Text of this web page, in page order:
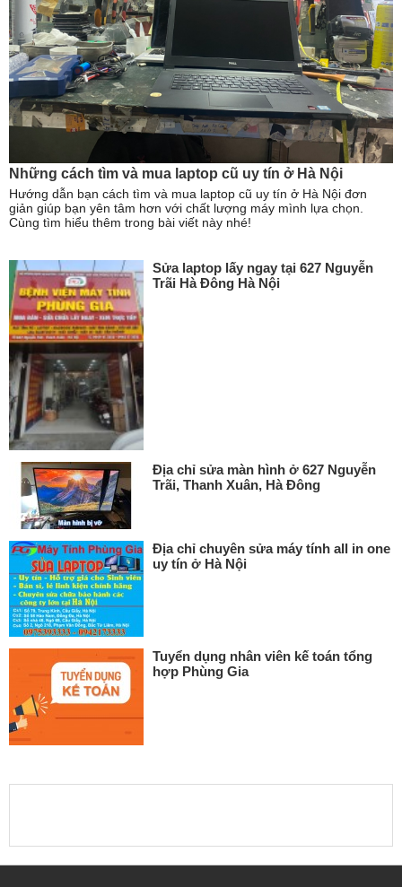
Những cách tìm và mua laptop cũ uy tín ở Hà Nội
Hướng dẫn bạn cách tìm và mua laptop cũ uy tín ở Hà Nội đơn
giản giúp bạn yên tâm hơn với chất lượng máy mình lựa chọn.
Cùng tìm hiểu thêm trong bài viết này nhé!
Sửa laptop lấy ngay tại 627 Nguyễn
Trãi Hà Đông Hà Nội
Địa chỉ sửa màn hình ở 627 Nguyễn
Trãi, Thanh Xuân, Hà Đông
Địa chỉ chuyên sửa máy tính all in one
uy tín ở Hà Nội
Tuyển dụng nhân viên kế toán tổng
hợp Phùng Gia